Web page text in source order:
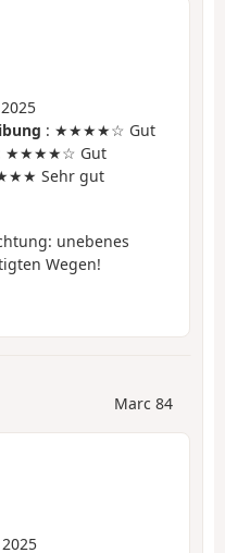
: ★★★★☆ Gut
★★★★☆ Gut
Sehr gut
unebenes
Wegen!
Marc 84